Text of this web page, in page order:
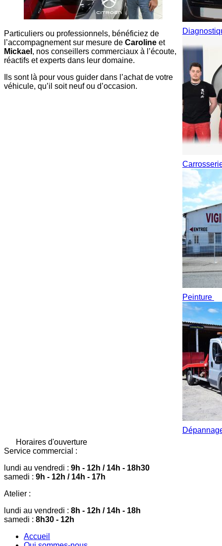
Particuliers ou professionnels, bénéficiez de
l’accompagnement sur mesure de Caroline et
Mickael , nos conseillers commerciaux à l’écoute,
réactifs et experts dans leur domaine.
Ils sont là pour vous guider dans l’achat de votre
véhicule, qu’il soit neuf ou d’occasion.
Peinture
Horaires d'ouverture
Service commercial :
lundi au vendredi : 9h - 12h / 14h - 18h30
samedi : 9h - 12h / 14h - 17h
Atelier :
lundi au vendredi : 8h - 12h / 14h - 18h
samedi : 8h30 - 12h
Accueil